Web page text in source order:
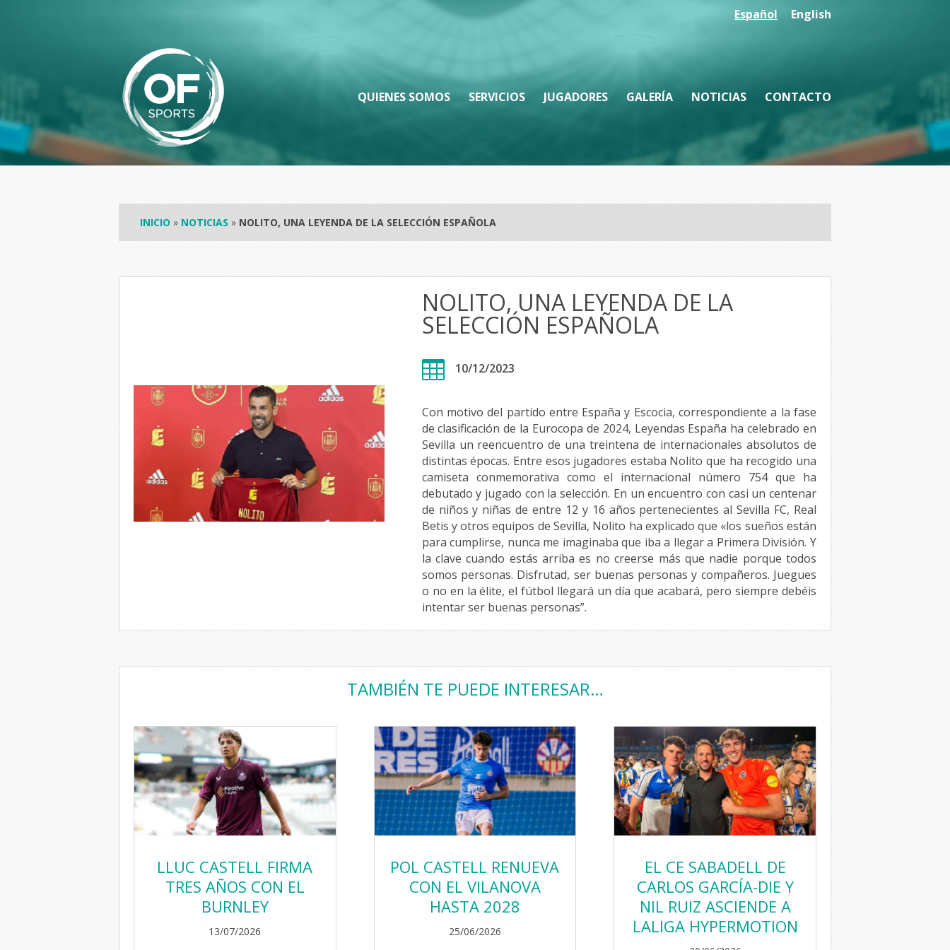
Español English
QUIENES SOMOS SERVICIOS JUGADORES GALERÍA NOTICIAS CONTACTO
INICIO » NOTICIAS » NOLITO, UNA LEYENDA DE LA SELECCIÓN ESPAÑOLA
NOLITO, UNA LEYENDA DE LA
SELECCIÓN ESPAÑOLA
 10/12/2023
Con motivo del partido entre España y Escocia, correspondiente a la fase
de clasificación de la Eurocopa de 2024, Leyendas España ha celebrado en
Sevilla un reencuentro de una treintena de internacionales absolutos de
distintas épocas. Entre esos jugadores estaba Nolito que ha recogido una
camiseta conmemorativa como el internacional número 754 que ha
debutado y jugado con la selección. En un encuentro con casi un centenar
de niños y niñas de entre 12 y 16 años pertenecientes al Sevilla FC, Real
Betis y otros equipos de Sevilla, Nolito ha explicado que «los sueños están
para cumplirse, nunca me imaginaba que iba a llegar a Primera División. Y
la clave cuando estás arriba es no creerse más que nadie porque todos
somos personas. Disfrutad, ser buenas personas y compañeros. Juegues
o no en la élite, el fútbol llegará un día que acabará, pero siempre debéis
intentar ser buenas personas”.
TAMBIÉN TE PUEDE INTERESAR…
LLUC CASTELL FIRMA
TRES AÑOS CON EL
BURNLEY
13/07/2026
POL CASTELL RENUEVA
CON EL VILANOVA
HASTA 2028
25/06/2026
EL CE SABADELL DE
CARLOS GARCÍA-DIE Y
NIL RUIZ ASCIENDE A
LALIGA HYPERMOTION